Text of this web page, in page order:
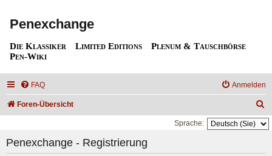
Penexchange
Die Klassiker Limited Editions
Plenum & Tauschbörse
Pen-Wiki
FAQ Anmelden
Foren-Übersicht
u
h
Sprache:
Penexchange - Registrierung